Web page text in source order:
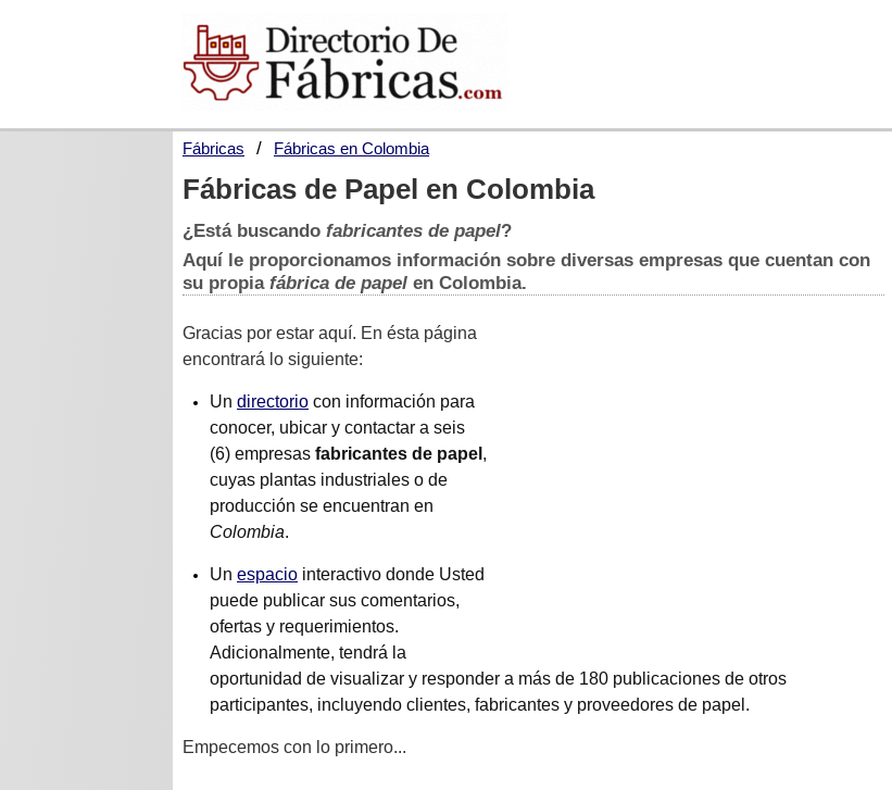
Fábricas Fábricas en Colombia
Fábricas de Papel en Colombia
¿Está buscando fabricantes de papel?
Aquí le proporcionamos información sobre diversas empresas que cuentan con
su propia fábrica de papel en Colombia.
Gracias por estar aquí. En ésta página
encontrará lo siguiente:
Un directorio con información para
conocer, ubicar y contactar a seis
(6) empresas fabricantes de papel ,
cuyas plantas industriales o de
producción se encuentran en
Colombia.
Un espacio interactivo donde Usted
puede publicar sus comentarios,
ofertas y requerimientos.
Adicionalmente, tendrá la
oportunidad de visualizar y responder a más de 180 publicaciones de otros
participantes, incluyendo clientes, fabricantes y proveedores de papel.
Empecemos con lo primero...